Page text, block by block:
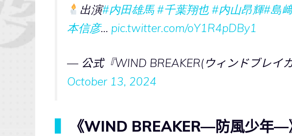
出演#内田雄馬 #千葉翔也 #内山昂輝#島
本信彦… pic.twitter.com/oY1R4pDBy1
— 公式『WIND BREAKER(ウィンドブレイ
October 13, 2024
《WIND BREAKER—防風少年—